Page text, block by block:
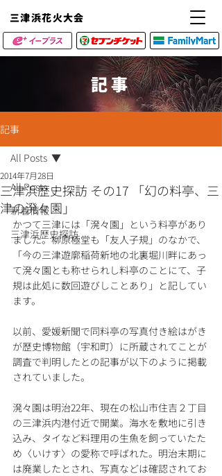
​三津浜花火大会
記事
記事
All Posts
新着情報
三津浜歴史探訪
All Posts
三津浜歴史探訪 その17 「幻の料亭、三
津の溌々園」
2014年7月28日
かつて三津には「溌々園」という料亭があり
ました。柳原極堂も「友人子規」のなかで、
「今の三津遊廓稲荷新地の北裏堀川畔にあっ
て溌々園とも称せられし料亭のことにて、子
規は此処に数回遊びしことあり」と記してい
ます。
以前、愛媛新聞で同料亭の写真付き絵はがき
が歴史博物館（宇和町）に所蔵されてことが
調査で判明したとの記事が以下のように掲載
されていました。
溌々園は明治22年、現在の松山市住吉２丁目
の三津浜内港付近で開業。海水を敷地に引き
込み、タイなど料理用の生魚を飼っていたた
め〈いけす〉の愛称で呼ばれた。明治末期に
は廃業したとされ、写真などは確認されてお